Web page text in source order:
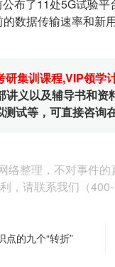
布了11处5G试验
数据传输速率和新用
研集训课程,VIP领学
讲义以及辅导书和
试等，可直接咨询
络整理，不对事件
，请联系我们（400-
点的九个“转折”